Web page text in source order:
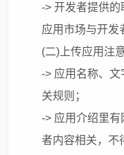
-> 开发者提供
应用市场与开发
(二)上传应用注
-> 应用名称、
关规则；
-> 应用介绍里
者内容相关，不